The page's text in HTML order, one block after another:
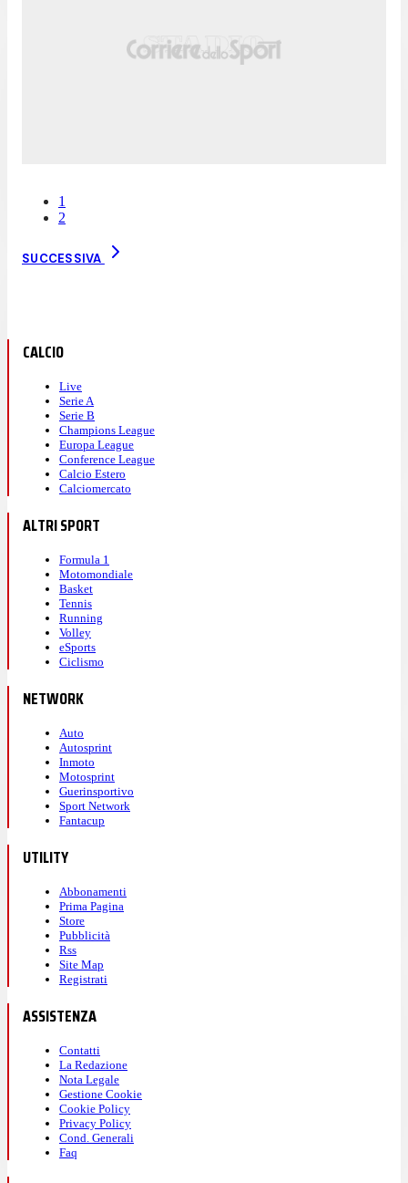
1
2
SUCCESSIVA
CALCIO
Live
Serie A
Serie B
Champions League
Europa League
Conference League
Calcio Estero
Calciomercato
ALTRI SPORT
Formula 1
Motomondiale
Basket
Tennis
Running
Volley
eSports
Ciclismo
NETWORK
Auto
Autosprint
Inmoto
Motosprint
Guerinsportivo
Sport Network
Fantacup
UTILITY
Abbonamenti
Prima Pagina
Store
Pubblicità
Rss
Site Map
Registrati
ASSISTENZA
Contatti
La Redazione
Nota Legale
Gestione Cookie
Cookie Policy
Privacy Policy
Cond. Generali
Faq